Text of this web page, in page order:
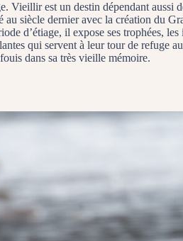
est un destin dépendant aussi
siècle dernier avec la création du
d’étiage, il expose ses trophées,
qui servent à leur tour de refuge
dans sa très vieille mémoire.